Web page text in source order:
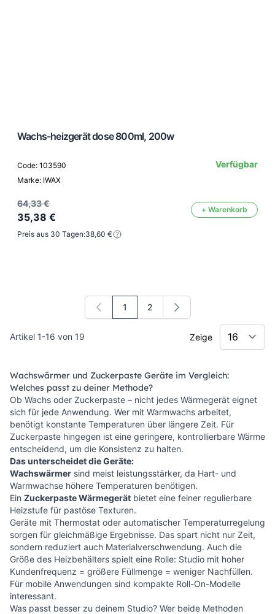
Wachs-heizgerät dose 800ml, 200w
Code: 103590
Marke: IWAX
Verfügbar
64,33 €
35,38 €
+ Warenkorb
Preis aus 30 Tagen:38,60 €
Artikel 1-16 von 19
Sie lesen gerade die Seite
1 Seite
2
Zeige
Wachswärmer und Zuckerpaste Geräte im Vergleich:
Welches passt zu deiner Methode?
Ob Wachs oder Zuckerpaste – nicht jedes Wärmegerät eignet
sich für jede Anwendung. Wer mit Warmwachs arbeitet,
benötigt konstante Temperaturen über längere Zeit. Für
Zuckerpaste hingegen ist eine geringere, kontrollierbare Wärme
entscheidend, um die Konsistenz zu halten.
Das unterscheidet die Geräte:
Wachswärmer sind meist leistungsstärker, da Hart- und
Warmwachse höhere Temperaturen benötigen.
Ein Zuckerpaste Wärmegerät bietet eine feiner regulierbare
Heizstufe für pastöse Texturen.
Geräte mit Thermostat oder automatischer Temperaturregelung
sorgen für gleichmäßige Ergebnisse. Das spart nicht nur Zeit,
sondern reduziert auch Materialverschwendung. Auch die
Größe des Heizbehälters spielt eine Rolle: Studio mit hoher
Kundenfrequenz = größere Füllmenge = weniger Nachfüllen.
Für mobile Anwendungen sind kompakte Roll-On-Modelle
interessant.
Was passt besser zu deinem Studio? Wer beide Methoden